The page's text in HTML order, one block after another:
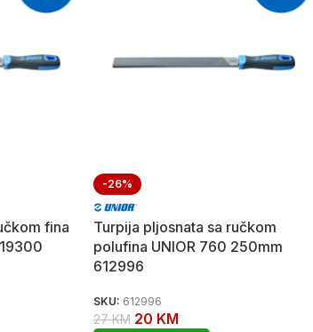
fina
-26%
Turpija pljosnata sa ručkom
polufina UNIOR 760 250mm
612996
SKU: 612996
27KM 20 KM